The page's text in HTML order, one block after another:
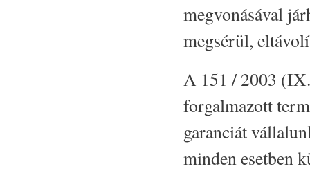
megvonásával
megsérül,
A 151 / 2003
forgalmazott
garanciát
minden esetben